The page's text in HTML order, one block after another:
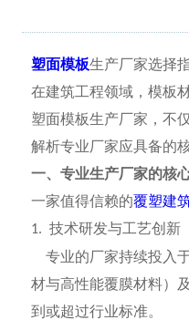
塑面模板生产厂家选择
在建筑工程领域，模板
塑面模板生产厂家，不
解析专业厂家应具备的
一、专业生产厂家的核
一家值得信赖的覆塑建
1. 技术研发与工艺创新
专业的厂家持续投入
材与高性能覆膜材料）
到或超过行业标准。